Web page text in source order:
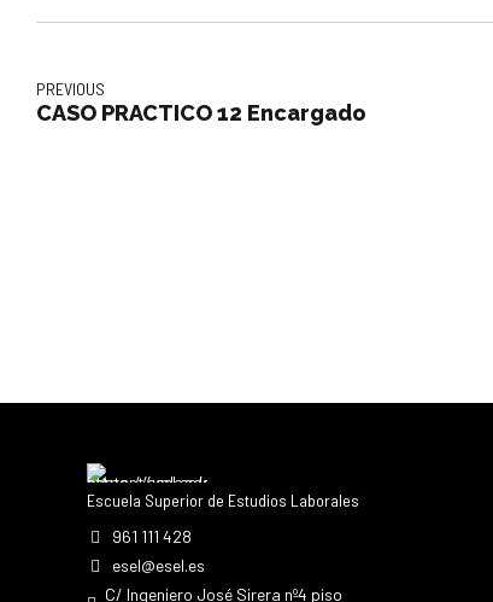
PREVIOUS
CASO PRACTICO 12 Encargado
Escuela Superior de Estudios Laborales
961 111 428
esel@esel.es
C/ Ingeniero José Sirera nº4 piso